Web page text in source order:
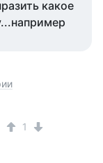
какое
1